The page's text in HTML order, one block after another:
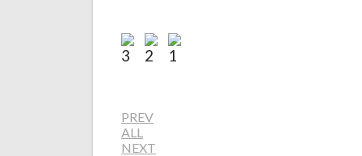
PREV
ALL
NEXT